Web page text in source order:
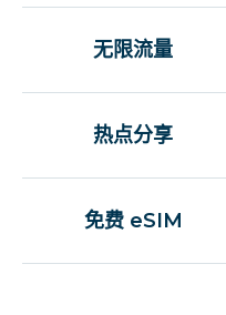
无限流量
热点分享
免费 eSIM